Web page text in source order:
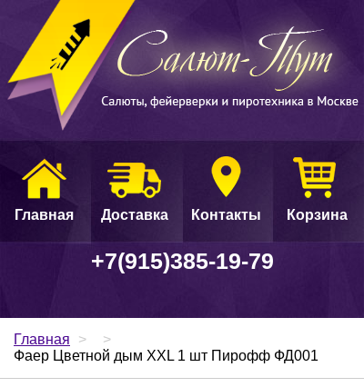
Главная Доставка Контакты Корзина
+7(915)385-19-79
Главная >
>
Фаер Цветной дым XXL 1 шт Пирофф ФД001